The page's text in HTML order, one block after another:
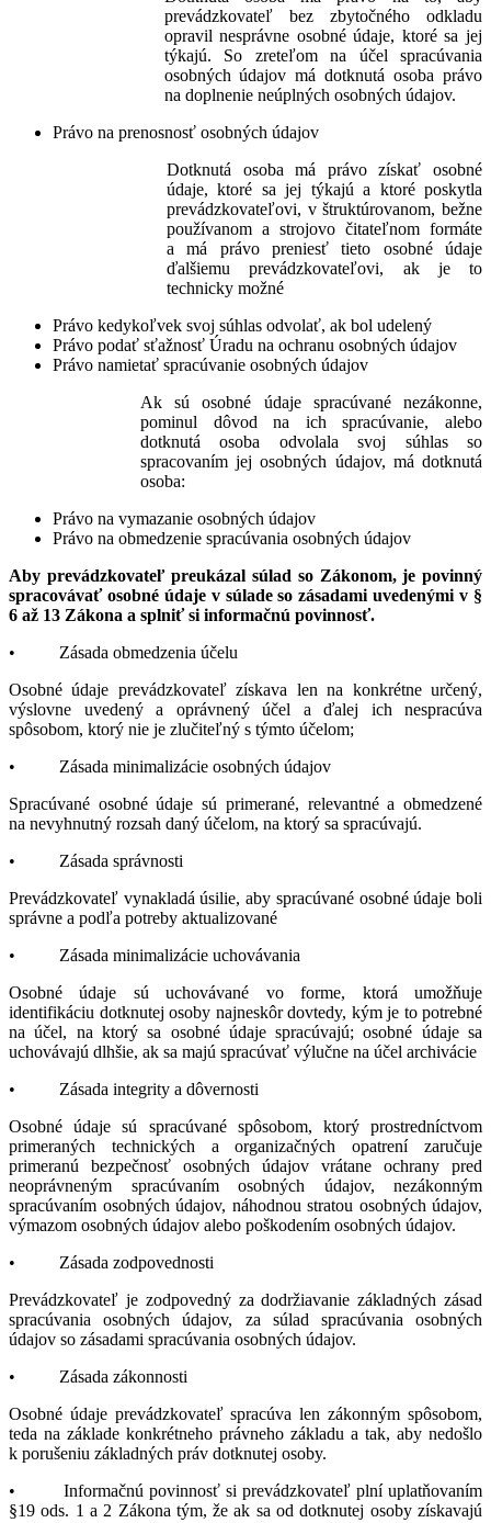
prevádzkovateľ bez zbytočného odkladu
opravil nesprávne osobné údaje, ktoré sa jej
týkajú. So zreteľom na účel spracúvania
osobných údajov má dotknutá osoba právo
na doplnenie neúplných osobných údajov.
Právo na prenosnosť osobných údajov
Dotknutá osoba má právo získať osobné
údaje, ktoré sa jej týkajú a ktoré poskytla
prevádzkovateľovi, v štruktúrovanom, bežne
používanom a strojovo čitateľnom formáte
a má právo preniesť tieto osobné údaje
ďalšiemu prevádzkovateľovi, ak je to
technicky možné
Právo kedykoľvek svoj súhlas odvolať, ak bol udelený
Právo podať sťažnosť Úradu na ochranu osobných údajov
Právo namietať spracúvanie osobných údajov
Ak sú osobné údaje spracúvané nezákonne,
pominul dôvod na ich spracúvanie, alebo
dotknutá osoba odvolala svoj súhlas so
spracovaním jej osobných údajov, má dotknutá
osoba:
Právo na vymazanie osobných údajov
Právo na obmedzenie spracúvania osobných údajov
Aby prevádzkovateľ preukázal súlad so Zákonom, je povinný
spracovávať osobné údaje v súlade so zásadami uvedenými v §
6 až 13 Zákona a splniť si informačnú povinnosť.
• Zásada obmedzenia účelu
Osobné údaje prevádzkovateľ získava len na konkrétne určený,
výslovne uvedený a oprávnený účel a ďalej ich nespracúva
spôsobom, ktorý nie je zlučiteľný s týmto účelom;
• Zásada minimalizácie osobných údajov
Spracúvané osobné údaje sú primerané, relevantné a obmedzené
na nevyhnutný rozsah daný účelom, na ktorý sa spracúvajú.
• Zásada správnosti
Prevádzkovateľ vynakladá úsilie, aby spracúvané osobné údaje boli
správne a podľa potreby aktualizované
• Zásada minimalizácie uchovávania
Osobné údaje sú uchovávané vo forme, ktorá umožňuje
identifikáciu dotknutej osoby najneskôr dovtedy, kým je to potrebné
na účel, na ktorý sa osobné údaje spracúvajú; osobné údaje sa
uchovávajú dlhšie, ak sa majú spracúvať výlučne na účel archivácie
• Zásada integrity a dôvernosti
Osobné údaje sú spracúvané spôsobom, ktorý prostredníctvom
primeraných technických a organizačných opatrení zaručuje
primeranú bezpečnosť osobných údajov vrátane ochrany pred
neoprávneným spracúvaním osobných údajov, nezákonným
spracúvaním osobných údajov, náhodnou stratou osobných údajov,
výmazom osobných údajov alebo poškodením osobných údajov.
• Zásada zodpovednosti
Prevádzkovateľ je zodpovedný za dodržiavanie základných zásad
spracúvania osobných údajov, za súlad spracúvania osobných
údajov so zásadami spracúvania osobných údajov.
• Zásada zákonnosti
Osobné údaje prevádzkovateľ spracúva len zákonným spôsobom,
teda na základe konkrétneho právneho základu a tak, aby nedošlo
k porušeniu základných práv dotknutej osoby.
• Informačnú povinnosť si prevádzkovateľ plní uplatňovaním
§19 ods. 1 a 2 Zákona tým, že ak sa od dotknutej osoby získavajú